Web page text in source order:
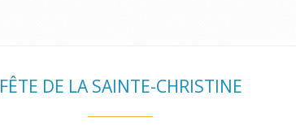
FÊTE DE LA SAINTE-CHRISTINE